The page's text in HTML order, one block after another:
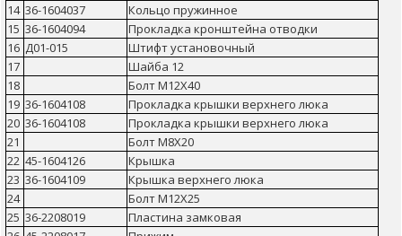
14 36-1604037
Кольцо пружинное
15 36-1604094
Прокладка кронштейна отводки
16 Д01-015
Штифт установочный
17
Шайба 12
18
Болт М12Х40
19 36-1604108
Прокладка крышки верхнего люка
20 36-1604108
Прокладка крышки верхнего люка
21
Болт М8Х20
22 45-1604126
Крышка
23 36-1604109
Крышка верхнего люка
24
Болт М12Х25
25 36-2208019
Пластина замковая